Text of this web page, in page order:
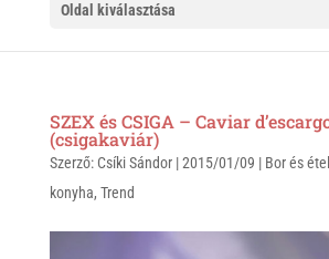
Oldal kiválasztása
SZEX és CSIGA – Caviar
(csigakaviár)
Szerző: Csíki Sándor|2015/01/09 | Bor és
konyha, Trend